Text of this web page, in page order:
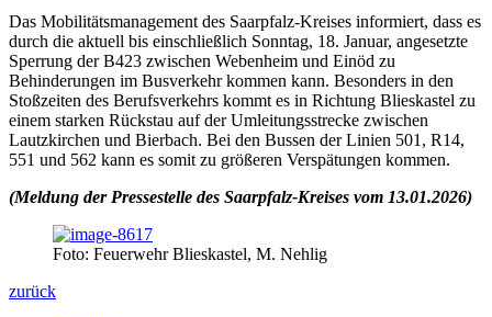
Das Mobilitätsmanagement des Saarpfalz-Kreises informiert, dass es
durch die aktuell bis einschließlich Sonntag, 18. Januar, angesetzte
Sperrung der B423 zwischen Webenheim und Einöd zu
Behinderungen im Busverkehr kommen kann. Besonders in den
Stoßzeiten des Berufsverkehrs kommt es in Richtung Blieskastel zu
einem starken Rückstau auf der Umleitungsstrecke zwischen
Lautzkirchen und Bierbach. Bei den Bussen der Linien 501, R14,
551 und 562 kann es somit zu größeren Verspätungen kommen.
(Meldung der Pressestelle des Saarpfalz-Kreises vom 13.01.2026)
Foto: Feuerwehr Blieskastel, M. Nehlig
zurück